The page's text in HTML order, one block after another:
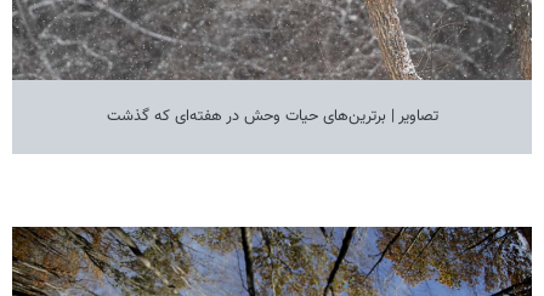
تصاویر | برترین‌های حیات وحش در هفته‌ای که گذشت